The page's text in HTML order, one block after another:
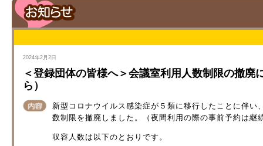
2024年2月2日
＜登録団体の皆様へ＞会議室利用人数制限の撤廃
ら）
新型コロナウイルス感染症が５類に移行したことに伴
数制限を撤廃しました。（夜間利用の際の事前予約は継
収容人数は以下のとおりです。